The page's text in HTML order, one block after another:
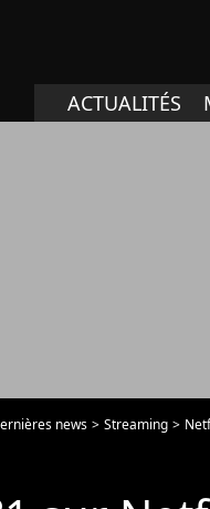
ACTUALITÉS
news Streaming